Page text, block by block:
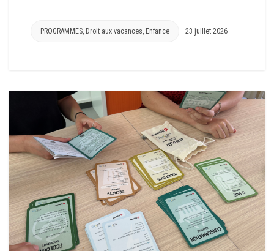
PROGRAMMES, Droit aux vacances, Enfance 23 juillet 2026